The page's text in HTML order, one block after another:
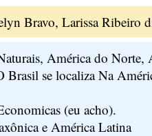
Bravo, Larissa Ribeiro
América do Norte,
Brasil se localiza Na
(eu acho).
e América Latina